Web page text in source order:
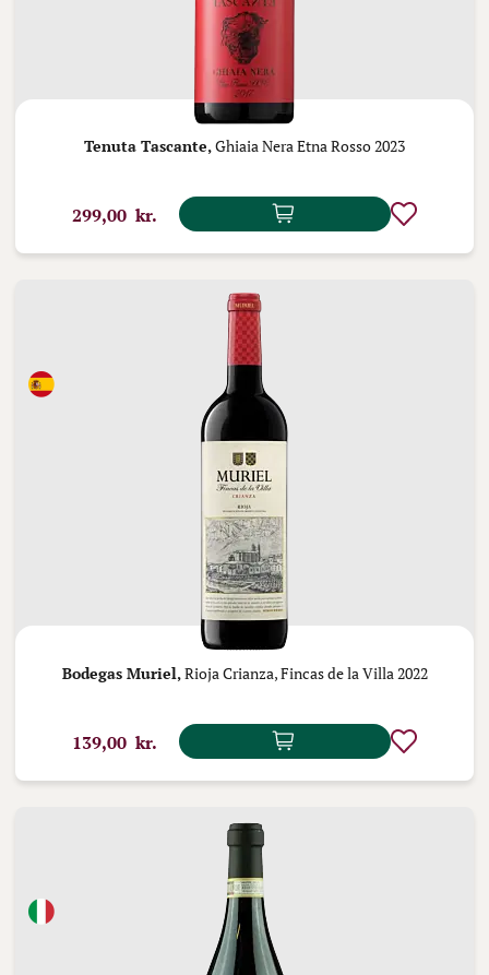
Tenuta Tascante,Ghiaia Nera Etna Rosso 2023
299,00 kr.
Bodegas Muriel, Rioja Crianza, Fincas de la Villa 2022
139,00 kr.